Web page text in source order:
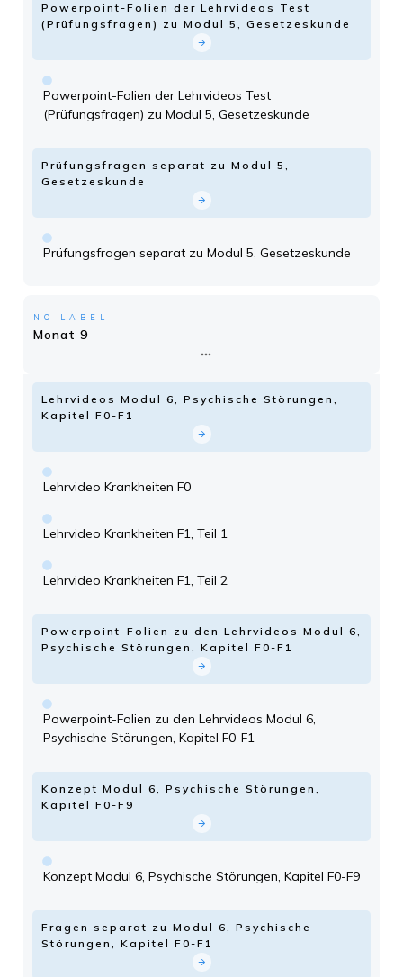
Powerpoint-Folien der Lehrvideos Test
(Prüfungsfragen) zu Modul 5, Gesetzeskunde
Powerpoint-Folien der Lehrvideos Test
(Prüfungsfragen) zu Modul 5, Gesetzeskunde
Prüfungsfragen separat zu Modul 5,
Gesetzeskunde
Prüfungsfragen separat zu Modul 5, Gesetzeskunde
NO LABEL
Monat 9
Lehrvideos Modul 6, Psychische Störungen,
Kapitel F0-F1
Lehrvideo Krankheiten F0
Lehrvideo Krankheiten F1, Teil 1
Lehrvideo Krankheiten F1, Teil 2
Powerpoint-Folien zu den Lehrvideos Modul 6,
Psychische Störungen, Kapitel F0-F1
Powerpoint-Folien zu den Lehrvideos Modul 6,
Psychische Störungen, Kapitel F0-F1
Konzept Modul 6, Psychische Störungen,
Kapitel F0-F9
Konzept Modul 6, Psychische Störungen, Kapitel F0-F9
Fragen separat zu Modul 6, Psychische
Störungen, Kapitel F0-F1